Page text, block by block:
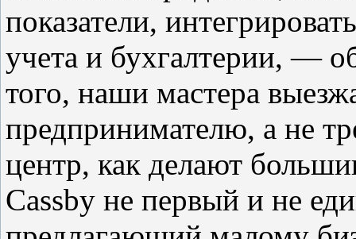
показатели,
учета и бухгалтерии, —
того, наши мастера
предпринимателю, а не
центр, как делают
Cassby не первый и не